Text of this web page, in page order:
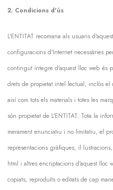
2. Condicions d'ús
L'ENTITAT recomana als usuaris
configuracions d'Internet necessàries
contingut íntegre d'aquest lloc web és
drets de propietat intel·lectual, inclòs
així com tots els materials i totes les
són propietat de L'ENTITAT. Tota la
merament enunciatiu i no limitatiu, el
representacions gràfiques,
html i altres encriptacions d'aquest lloc
copiats, reproduïts o editats de cap